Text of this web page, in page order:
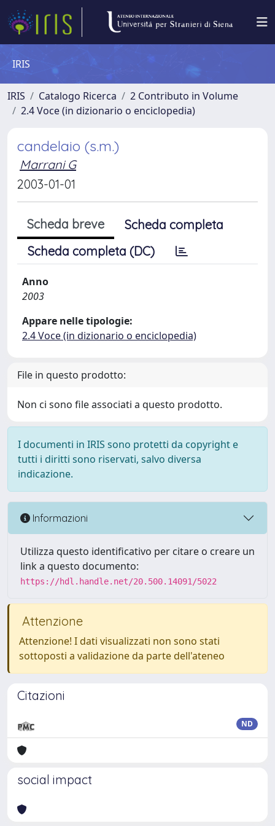
IRIS
IRIS Catalogo Ricerca
2 Contributo in Volume
2.4 Voce (in dizionario o enciclopedia)
candelaio (s.m.)
Marrani G
2003-01-01
Scheda breve
Scheda completa
Scheda completa (DC)
Anno
2003
Appare nelle tipologie:
2.4 Voce (in dizionario o enciclopedia)
File in questo prodotto:
Non ci sono file associati a questo prodotto.
I documenti in IRIS sono protetti da copyright e
tutti i diritti sono riservati, salvo diversa
indicazione.
Informazioni
Utilizza questo identificativo per citare o creare un
link a questo documento:
https://hdl.handle.net/20.500.14091/5022
Attenzione
Attenzione! I dati visualizzati non sono stati
sottoposti a validazione da parte dell'ateneo
Citazioni
ND
social impact